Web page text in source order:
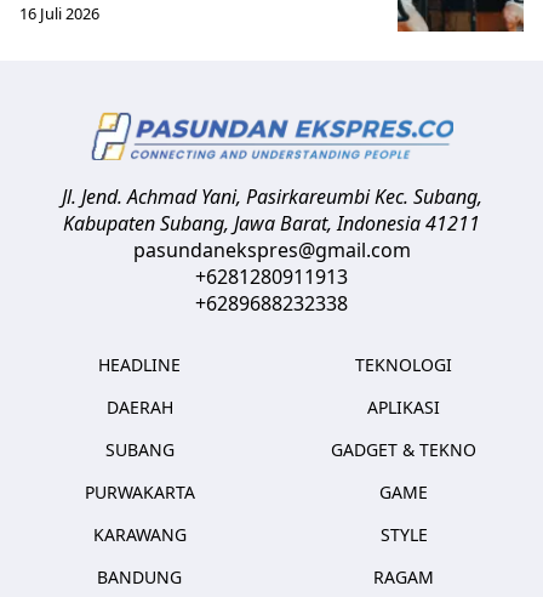
16 Juli 2026
Jl. Jend. Achmad Yani, Pasirkareumbi Kec. Subang,
Kabupaten Subang, Jawa Barat,Indonesia41211
pasundanekspres@gmail.com
+6281280911913
+6289688232338
HEADLINE
DAERAH
SUBANG
PURWAKARTA
KARAWANG
BANDUNG
TEKNOLOGI
APLIKASI
GADGET & TEKNO
GAME
STYLE
RAGAM